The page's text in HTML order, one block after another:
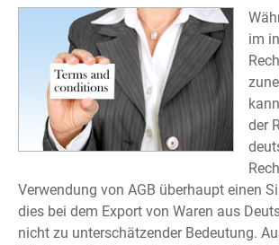
im
der
Verwendung von AGB überhaupt einen
dies bei dem Export von Waren aus
nicht zu unterschätzender Bedeutung.